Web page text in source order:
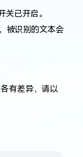
关已开启。
被识别的文本会
有差异，请以